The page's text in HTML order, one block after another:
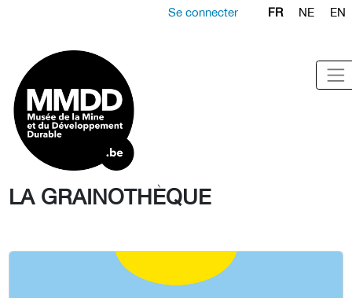
Se connecter FR NE EN
LA GRAINOTHÈQUE